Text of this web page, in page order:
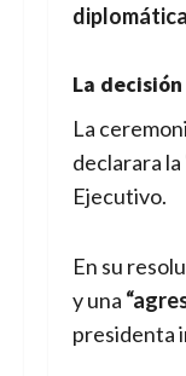
La
La
declarara la
Ejecutivo.
En su
y una
presidenta